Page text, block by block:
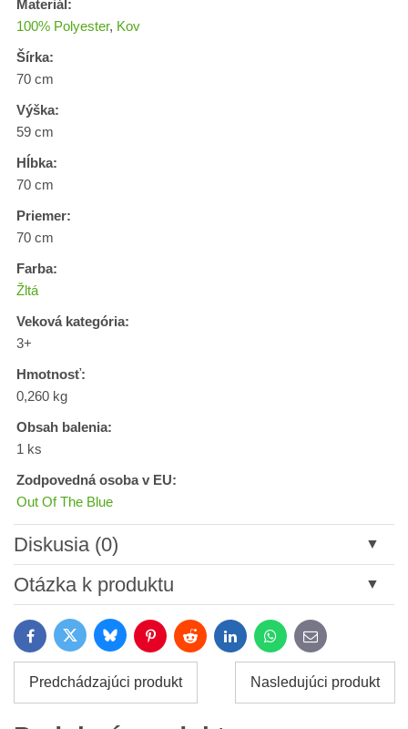
Materiál:
100% Polyester, Kov
Šírka:
70 cm
Výška:
59 cm
Hĺbka:
70 cm
Priemer:
70 cm
Farba:
Žltá
Veková kategória:
3+
Hmotnosť:
0,260 kg
Obsah balenia:
1 ks
Zodpovedná osoba v EU:
Out Of The Blue
Diskusia (0)
Nový komentár
Názov:
Meno:*
Otázka k produktu
*
FacebookTwitter BlueskyPinterestReddit LinkedInWhatsApp
E-
mail
Predchádzajúci produkt Nasledujúci produkt